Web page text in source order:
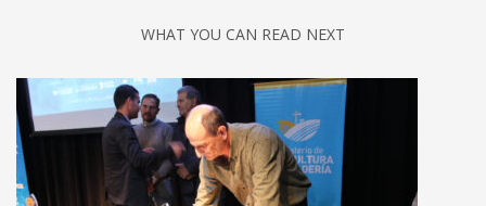
WHAT YOU CAN READ NEXT